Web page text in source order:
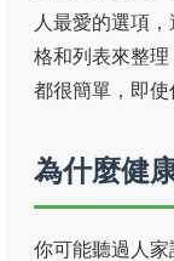
人最愛的選項
格和列表來整
都很簡單，即使
為什麼健
你可能聽過人